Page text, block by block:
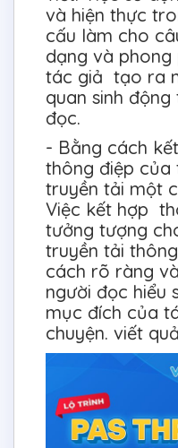
và hiện thực
cấu làm cho
dạng và phong
tác giả tạo ra
quan sinh
đọc.
- Bằng cách
thông điệp
truyền tải một
Việc kết hợp
tưởng tượng
truyền tải
cách rõ ràng
người đọc hiểu
mục đích của
chuyện. viết